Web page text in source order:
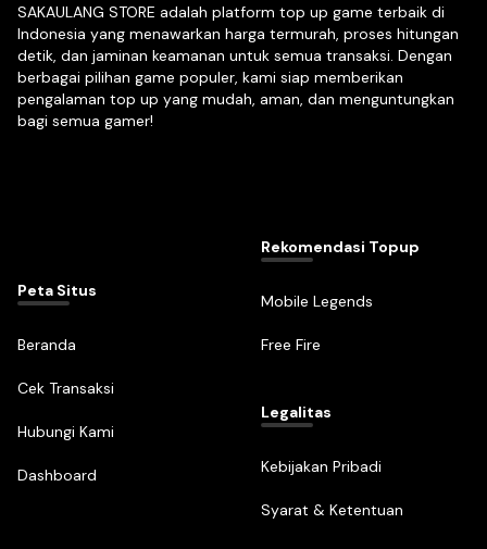
SAKAULANG STORE adalah platform top up game terbaik di
Indonesia yang menawarkan harga termurah, proses hitungan
detik, dan jaminan keamanan untuk semua transaksi. Dengan
berbagai pilihan game populer, kami siap memberikan
pengalaman top up yang mudah, aman, dan menguntungkan
bagi semua gamer!
Peta Situs
Beranda
Cek Transaksi
Hubungi Kami
Dashboard
Rekomendasi Topup
Mobile Legends
Free Fire
Legalitas
Kebijakan Pribadi
Syarat & Ketentuan